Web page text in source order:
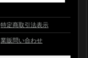
特定商取引法表示
業販問い合わせ